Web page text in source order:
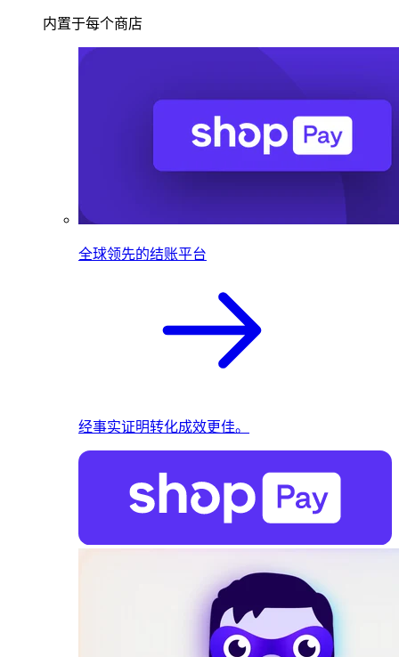
内置于每个商店
全球领先的结账平台
经事实证明转化成效更佳。